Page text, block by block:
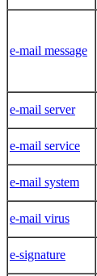
e-mail message
e-mail server
e-mail service
e-mail system
e-mail virus
e-signature